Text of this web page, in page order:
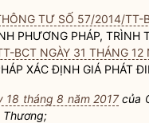
TƯ SỐ 57/2014/TT-
PHƯƠNG PHÁP, TRÌNH
BCT NGÀY 31 THÁNG 12
XÁC ĐỊNH GIÁ PHÁT
18 tháng 8 năm 2017của
Thương;